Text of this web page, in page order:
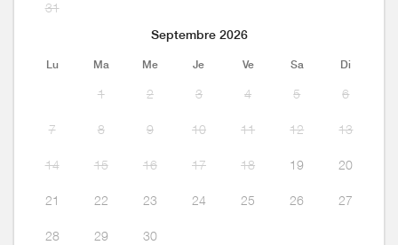
31
Septembre 2026
Lu Ma Me Je Ve Sa Di
1 2 3 4 5 6
7 8 9 10 11 12 13
14 15 16 17 18 19 20
21 22 23 24 25 26 27
28 29 30